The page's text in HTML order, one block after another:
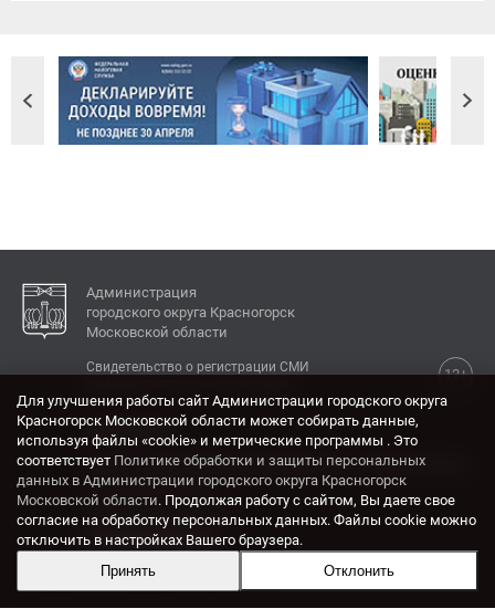
Администрация
городского округа Красногорск
Московской области
12+
Свидетельство о регистрации СМИ
КОНТАКТЫ
Адрес: 143404, Московская область, г. Красногорск,
ул. Ленина, дом 4.
Электронная почта:
krasrn@mosreg.ru
Разработка и поддержка сайта ADN
Для улучшения работы сайт Администрации городского округа
Красногорск Московской области может собирать данные,
используя файлы «cookie» и метрические программы . Это
соответствует Политике обработки и защиты персональных
данных в Администрации городского округа Красногорск
Московской области. Продолжая работу с сайтом, Вы даете свое
согласие на обработку персональных данных. Файлы cookie можно
отключить в настройках Вашего браузера.
Принять
Отклонить